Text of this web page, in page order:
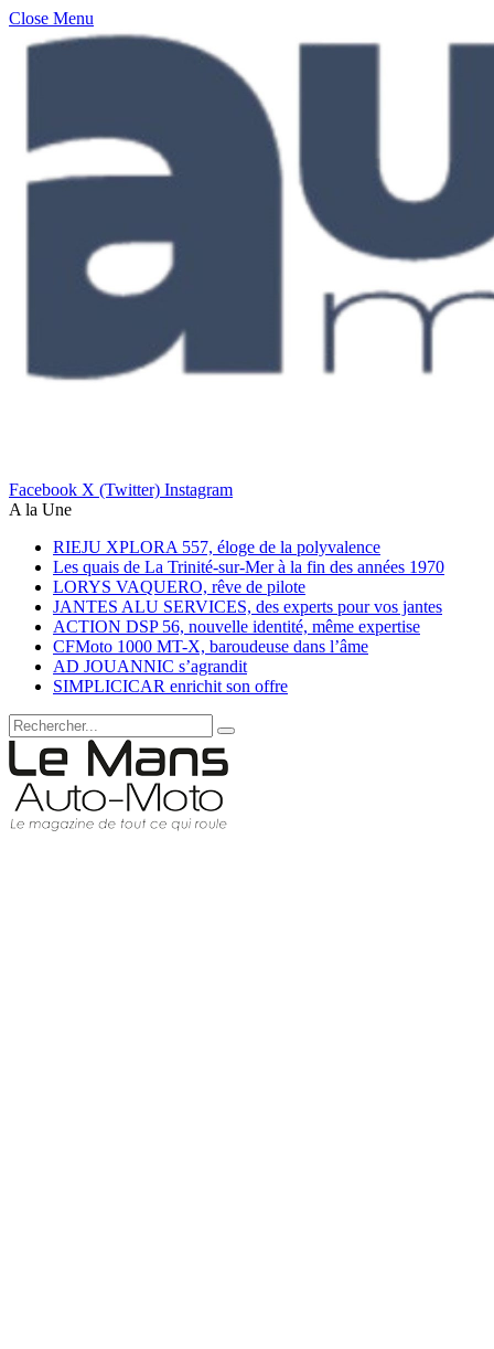
Close Menu
Facebook X (Twitter) Instagram
A la Une
RIEJU XPLORA 557, éloge de la polyvalence
Les quais de La Trinité-sur-Mer à la fin des années 1970
LORYS VAQUERO, rêve de pilote
JANTES ALU SERVICES, des experts pour vos jantes
ACTION DSP 56, nouvelle identité, même expertise
CFMoto 1000 MT-X, baroudeuse dans l’âme
AD JOUANNIC s’agrandit
SIMPLICICAR enrichit son offre